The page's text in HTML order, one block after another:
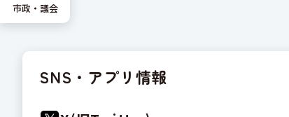
市政・議会
SNS・アプリ情報